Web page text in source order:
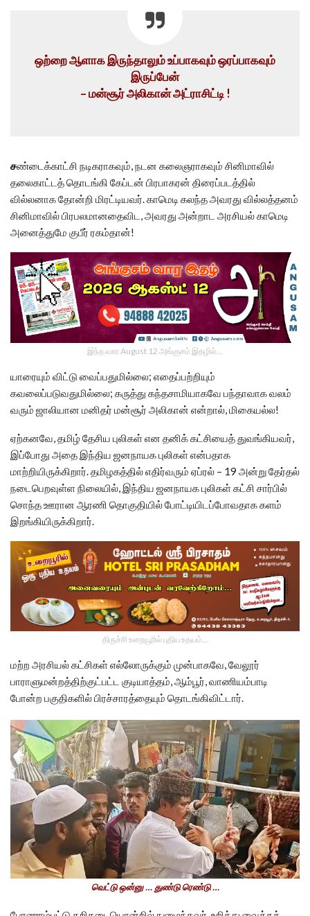
ஒற்றை ஆளாக இருந்தாலும் உப்பாகவும் ஒரப்பாகவும்
இருப்பேன்
– மன்சூர் அலிகான் அட்ராசிட்டி !
சண்டைக்காட்சி நடிகராகவும், நடன கலைஞராகவும் சினிமாவில்
தலைகாட்டத் தொடங்கி கேப்டன் பிரபாகரன் திரைப்படத்தில்
வில்லனாக தோன்றி மிரட்டியவர். காமெடி கலந்த அவரது வில்லத்தனம்
சினிமாவில் பிரபலமானதைவிட, அவரது அன்றாட அரசியல் காமெடி
அனைத்துமே குபீர் ரகம்தான்!
இந்த வார August 12 அங்குசம் இதழில்…
யாரையும் விட்டு வைப்பதுமில்லை; எதைப்பற்றியும்
கவலைப்படுவதுமில்லை; கருத்து கந்தசாமியாகவே பந்தாவாக வலம்
வரும் ஜாலியான மனிதர் மன்சூர் அலிகான் என்றால், மிகையல்ல!
ஏற்கனவே, தமிழ் தேசிய புலிகள் என தனிக் கட்சியைத் துவங்கியவர்,
இப்போது அதை இந்திய ஜனநாயக புலிகள் என்பதாக
மாற்றியிருக்கிறார். தமிழகத்தில் எதிர்வரும் ஏப்ரல் – 19 அன்று தேர்தல்
நடைபெறவுள்ள நிலையில், இந்திய ஜனநாயக புலிகள் கட்சி சார்பில்
சொந்த ஊரான ஆரணி தொகுதியில் போட்டியிடப்போவதாக களம்
இறங்கியிருக்கிறார்.
திருச்சி உறையூரில் புதிய உதயம்...
மற்ற அரசியல் கட்சிகள் எல்லோருக்கும் முன்பாகவே, வேலூர்
பாராளுமன்றத்திற்குட்பட்ட குடியாத்தம், ஆம்பூர், வாணியம்பாடி
போன்ற பகுதிகளில் பிரச்சாரத்தையும் தொடங்கிவிட்டார்.
வெட்டு ஒன்னு … துண்டு ரெண்டு …